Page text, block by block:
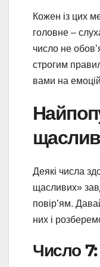
Кожен із цих
головне –
число не
строгим
вами на
Деякі числа
щасливих»
повір’ям.
них і
Число 7: